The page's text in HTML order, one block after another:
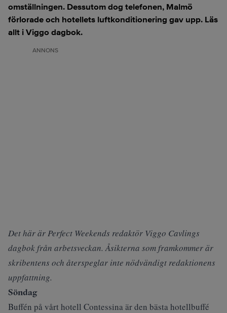
omställningen. Dessutom dog telefonen, Malmö
förlorade och hotellets luftkonditionering gav upp. Läs
allt i Viggo dagbok.
ANNONS
Det här är Perfect Weekends redaktör Viggo Cavlings
dagbok från arbetsveckan. Åsikterna som framkommer är
skribentens och återspeglar inte nödvändigt redaktionens
uppfattning.
Söndag
Buffén på vårt hotell Contessina är den bästa hotellbuffé